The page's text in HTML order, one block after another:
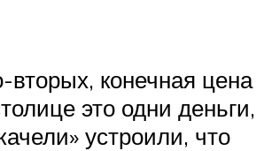
конечная цена
это одни деньги,
устроили, что